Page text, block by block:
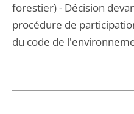
forestier) - Décision
procédure de
du code de